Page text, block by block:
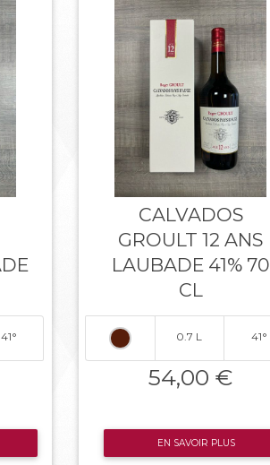
41°
CALVADOS
GROULT 12 ANS
LAUBADE 41% 70
CL
0.7 L 41°
54,00 €
EN SAVOIR PLUS